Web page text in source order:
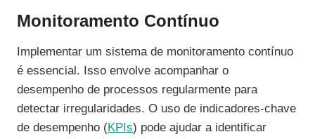
Monitoramento Contínuo
Implementar um sistema de monitoramento contínuo
é essencial. Isso envolve acompanhar o
desempenho de processos regularmente para
detectar irregularidades. O uso de indicadores-chave
de desempenho (KPIs) pode ajudar a identificar